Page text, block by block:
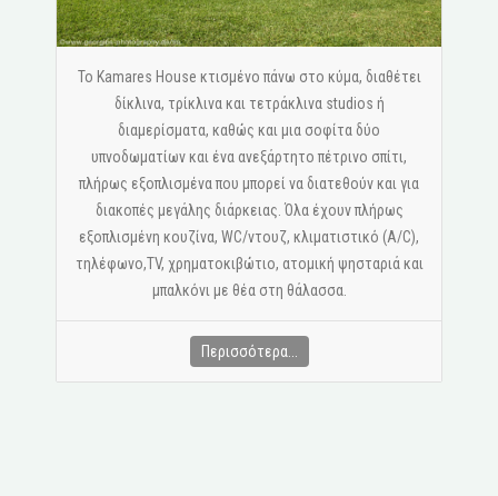
Το Kamares House κτισμένο πάνω στο κύμα, διαθέτει
δίκλινα, τρίκλινα και τετράκλινα studios ή
διαμερίσματα, καθώς και μια σοφίτα δύο
υπνοδωματίων και ένα ανεξάρτητο πέτρινο σπίτι,
πλήρως εξοπλισμένα που μπορεί να διατεθούν και για
διακοπές μεγάλης διάρκειας. Όλα έχουν πλήρως
εξοπλισμένη κουζίνα, WC/ντουζ, κλιματιστικό (A/C),
τηλέφωνο,ΤV, χρηματοκιβώτιο, ατομική ψησταριά και
μπαλκόνι με θέα στη θάλασσα.
Περισσότερα...